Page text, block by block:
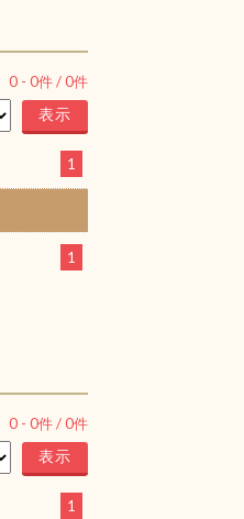
0 - 0件 /0件
1
1
0 - 0件 /0件
1